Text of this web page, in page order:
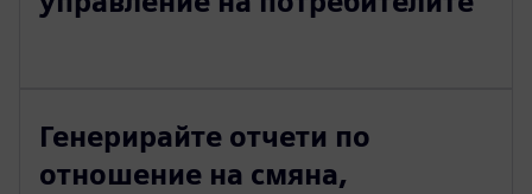
Генерирайте отчети по
отношение на смяна,